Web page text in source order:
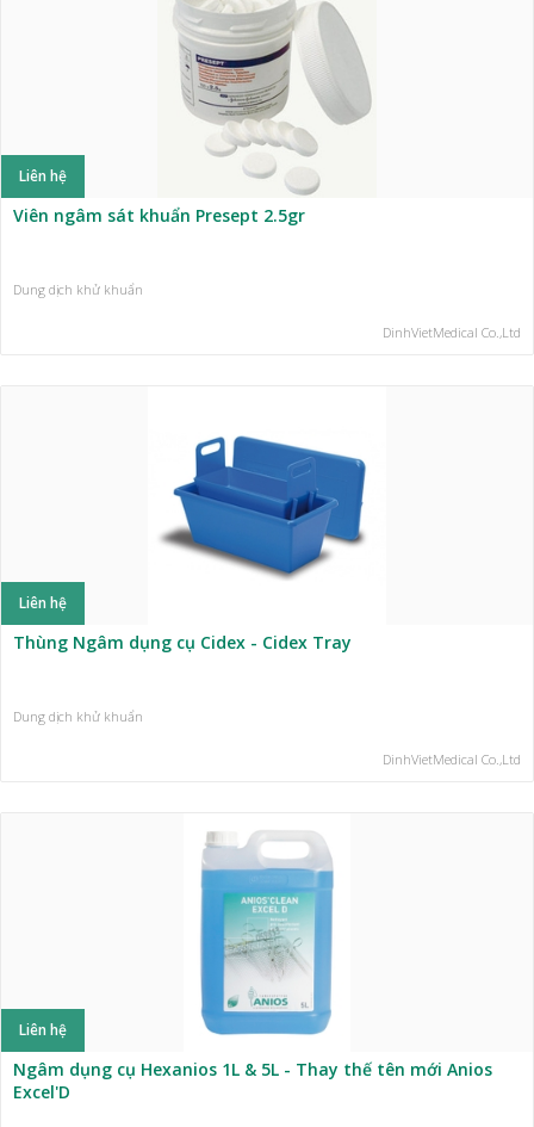
Liên hệ
Viên ngâm sát khuẩn Presept 2.5gr
Dung dịch khử khuẩn
DinhVietMedical Co.,Ltd
Liên hệ
Thùng Ngâm dụng cụ Cidex - Cidex Tray
Dung dịch khử khuẩn
DinhVietMedical Co.,Ltd
Liên hệ
Ngâm dụng cụ Hexanios 1L & 5L - Thay thế tên mới Anios
Excel'D